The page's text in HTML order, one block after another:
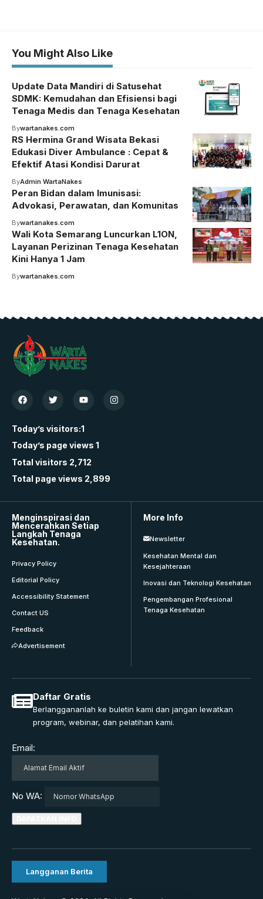
You Might Also Like
Update Data Mandiri di Satusehat
SDMK: Kemudahan dan Efisiensi bagi
Tenaga Medis dan Tenaga Kesehatan
Bywartanakes.com
RS Hermina Grand Wisata Bekasi
Edukasi Diver Ambulance : Cepat &
Efektif Atasi Kondisi Darurat
ByAdmin WartaNakes
Peran Bidan dalam Imunisasi:
Advokasi, Perawatan, dan Komunitas
Bywartanakes.com
Wali Kota Semarang Luncurkan L1ON,
Layanan Perizinan Tenaga Kesehatan
Kini Hanya 1 Jam
Bywartanakes.com
Today’s visitors:1
Today’s page views 1
Total visitors 2,712
Total page views 2,899
Menginspirasi dan
Mencerahkan Setiap
Langkah Tenaga
Kesehatan.
Privacy Policy
Editorial Policy
Accessibility Statement
Contact US
Feedback
Advertisement
More Info
Newsletter
Kesehatan Mental dan
Kesejahteraan
Inovasi dan Teknologi Kesehatan
Pengembangan Profesional
Tenaga Kesehatan
Daftar Gratis
Berlanggananlah ke buletin kami dan jangan lewatkan
program, webinar, dan pelatihan kami.
Email:
No WA:
Langganan Berita